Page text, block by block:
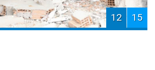
12 15